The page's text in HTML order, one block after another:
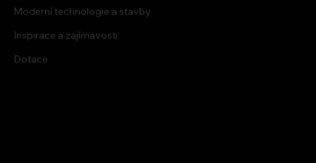
Moderní technologie a stavby
Inspirace a zajímavosti
Dotace